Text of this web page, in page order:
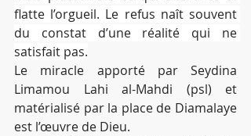
flatte l’orgueil. Le refus naît souvent
du constat d’une réalité qui ne
satisfait pas.
Le miracle apporté par Seydina
Limamou Lahi al-Mahdi (psl) et
matérialisé par la place de Diamalaye
est l’œuvre de Dieu.